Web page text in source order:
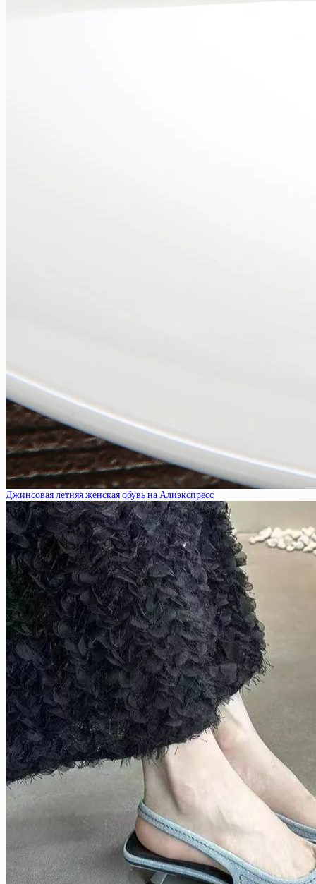
Джинсовая летняя женская обувь на Алиэкспресс